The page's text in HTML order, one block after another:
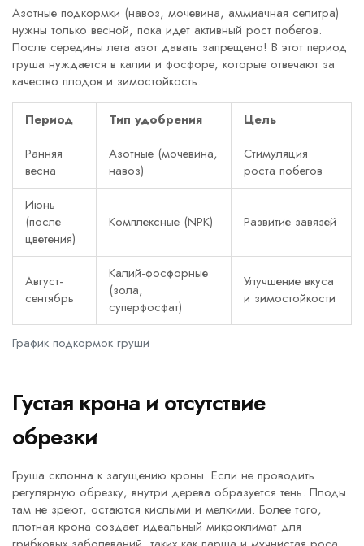
Азотные подкормки (навоз, мочевина, аммиачная селитра)
нужны только весной, пока идет активный рост побегов.
После середины лета азот давать запрещено! В этот период
груша нуждается в калии и фосфоре, которые отвечают за
качество плодов и зимостойкость.
График подкормок груши
Период Тип удобрения
Цель
Ранняя
весна
Азотные (мочевина,
навоз)
Стимуляция
роста побегов
Июнь
(после
цветения)
Комплексные (NPK) Развитие завязей
Август-
сентябрь
Калий-фосфорные
(зола,
суперфосфат)
Улучшение вкуса
и зимостойкости
Густая крона и отсутствие
обрезки
Груша склонна к загущению кроны. Если не проводить
регулярную обрезку, внутри дерева образуется тень. Плоды
там не зреют, остаются кислыми и мелкими. Более того,
плотная крона создает идеальный микроклимат для